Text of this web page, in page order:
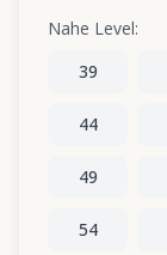
Nahe Level:
39
44
49
54